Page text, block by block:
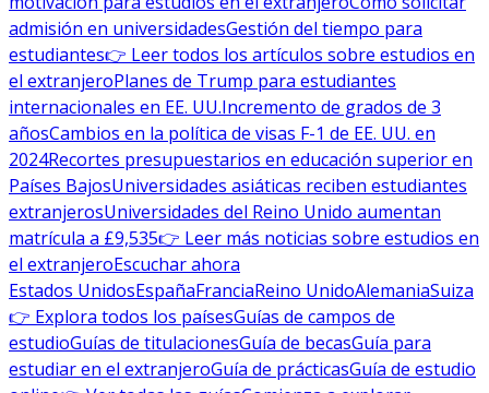
admisión en universidadesGestión del tiempo para
estudiantes👉 Leer todos los artículos sobre estudios en
el extranjeroPlanes de Trump para estudiantes
internacionales en EE. UU.Incremento de grados de 3
añosCambios en la política de visas F-1 de EE. UU. en
2024Recortes presupuestarios en educación superior en
Países BajosUniversidades asiáticas reciben estudiantes
extranjerosUniversidades del Reino Unido aumentan
matrícula a £9,535👉 Leer más noticias sobre estudios en
el extranjeroEscuchar ahora
Estados UnidosEspañaFranciaReino UnidoAlemaniaSuiza
👉 Explora todos los paísesGuías de campos de
estudioGuías de titulacionesGuía de becasGuía para
estudiar en el extranjeroGuía de prácticasGuía de estudio